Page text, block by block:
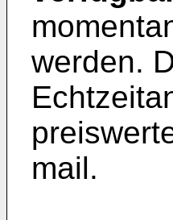
werden.
mail.